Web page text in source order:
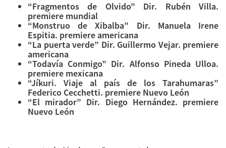
“Fragmentos de Olvido” Dir. Rubén Villa.
premiere mundial
“Monstruo de Xibalba” Dir. Manuela Irene
Espitia. premiere americana
“La puerta verde” Dir. Guillermo Vejar. premiere
americana
“Todavía Conmigo” Dir. Alfonso Pineda Ulloa.
premiere mexicana
“Jíkuri. Viaje al país de los Tarahumaras”
Federico Cecchetti. premiere Nuevo León
“El mirador” Dir. Diego Hernández. premiere
Nuevo León